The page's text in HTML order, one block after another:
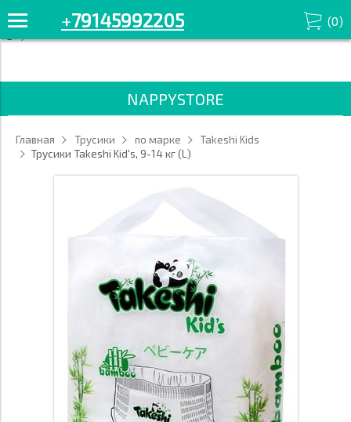
+7914-599-22-05Смотрите все товары в разделе
+79145992205 (0)
NAPPYSTORE
Главная Трусики по марке
Takeshi Kids
Трусики Takeshi Kid's, 9-14 кг (L)